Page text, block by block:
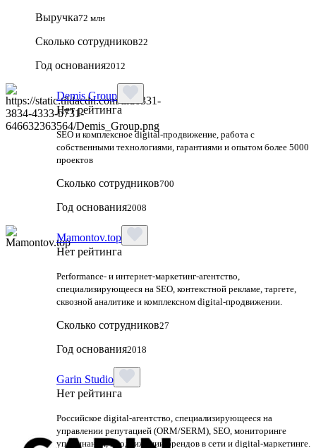
Выручка72 млн
Сколько сотрудников22
Год основания2012
Demis Group
Нет рейтинга
SEO и комплексное digital-продвижение, работа с
собственными технологиями, гарантиями и опытом более 5000
проектов
Сколько сотрудников700
Год основания2008
Mamontov.top
Нет рейтинга
Performance‑ и интернет‑маркетинг‑агентство,
специализирующееся на SEO, контекстной рекламе, таргете,
сквозной аналитике и комплексном digital‑продвижении.
Сколько сотрудников27
Год основания2018
Garin Studio
Нет рейтинга
Российское digital-агентство, специализирующееся на
управлении репутацией (ORM/SERM), SEO, мониторинге
упоминаний, продвижении брендов в сети и digital-маркетинге.